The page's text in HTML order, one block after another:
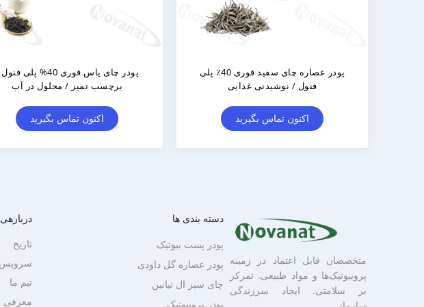
متخصصان قابل اعتماد در زمینه
پروبیوتیک‌ها و مواد طبیعی. تمرکز
بر سلامتی. ایجاد سرزندگی
دسته بندی ها
پودر پروبیوتیک
پودر پست بیوتیک
پودر عصاره گل داودی
چای سبز ال تیانین
معرفی
تاریخ
سرویس
تیم ما